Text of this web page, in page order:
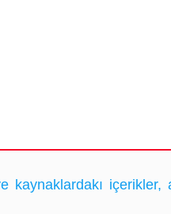
içerikler,